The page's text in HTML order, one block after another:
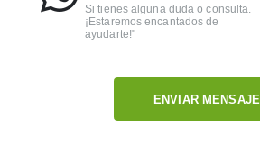
Si tienes alguna duda o consulta.
¡Estaremos encantados de
ayudarte!"
ENVIAR MENSAJE